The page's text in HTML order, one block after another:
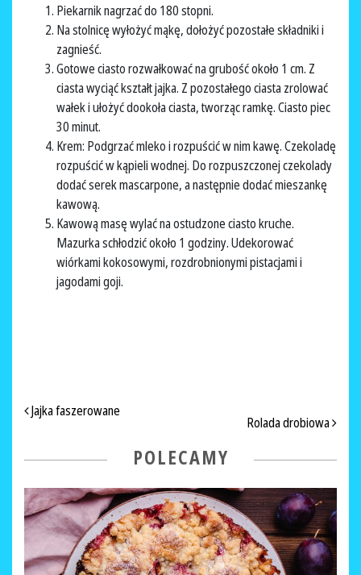
Piekarnik nagrzać do 180 stopni.
Na stolnicę wyłożyć mąkę, dołożyć pozostałe składniki i
zagnieść.
Gotowe ciasto rozwałkować na grubość około 1 cm. Z
ciasta wyciąć kształt jajka. Z pozostałego ciasta zrolować
wałek i ułożyć dookoła ciasta, tworząc ramkę. Ciasto piec
30 minut.
Krem: Podgrzać mleko i rozpuścić w nim kawę. Czekoladę
rozpuścić w kąpieli wodnej. Do rozpuszczonej czekolady
dodać serek mascarpone, a następnie dodać mieszankę
kawową.
Kawową masę wylać na ostudzone ciasto kruche.
Mazurka schłodzić około 1 godziny. Udekorować
wiórkami kokosowymi, rozdrobnionymi pistacjami i
jagodami goji.
NAWIGACJA PO ARTYKUŁACH
Jajka faszerowane
Rolada drobiowa
POLECAMY